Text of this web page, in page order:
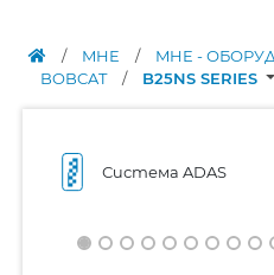
/ MHE / MHE -
BOBCAT
/ B25NS SERIES
Система ADAS